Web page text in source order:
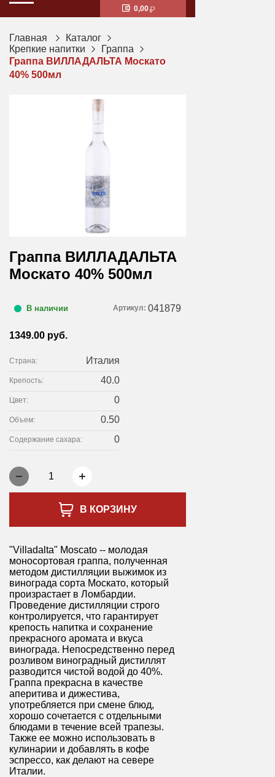
0,00
Главная
Каталог
Крепкие напитки
Граппа
Граппа ВИЛЛАДАЛЬТА Москато
40% 500мл
Граппа ВИЛЛАДАЛЬТА
Москато 40% 500мл
В наличии Артикул: 041879
1349.00 руб.
Страна: Италия
Крепость: 40.0
Цвет: 0
Объем: 0.50
Содержание сахара: 0
1
В КОРЗИНУ
"Villadalta" Moscato -- молодая
моносортовая граппа, полученная
методом дистилляции выжимок из
винограда сорта Москато, который
произрастает в Ломбардии.
Проведение дистилляции строго
контролируется, что гарантирует
крепость напитка и сохранение
прекрасного аромата и вкуса
винограда. Непосредственно перед
розливом виноградный дистиллят
разводится чистой водой до 40%.
Граппа прекрасна в качестве
аперитива и дижестива,
употребляется при смене блюд,
хорошо сочетается с отдельными
блюдами в течение всей трапезы.
Также ее можно использовать в
кулинарии и добавлять в кофе
эспрессо, как делают на севере
Италии.